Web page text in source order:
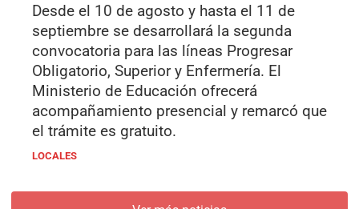
Desde el 10 de agosto y hasta el 11 de
septiembre se desarrollará la segunda
convocatoria para las líneas Progresar
Obligatorio, Superior y Enfermería. El
Ministerio de Educación ofrecerá
acompañamiento presencial y remarcó que
el trámite es gratuito.
LOCALES